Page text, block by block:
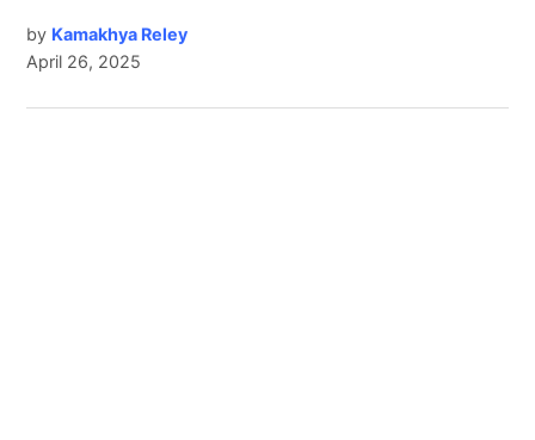
by Kamakhya Reley
April 26, 2025